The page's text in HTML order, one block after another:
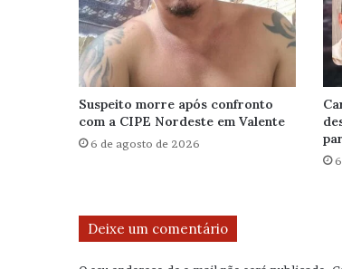
Suspeito morre após confronto
com a CIPE Nordeste em Valente
6 de agosto de 2026
Deixe um comentário